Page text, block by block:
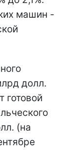
машин -
долл.
готовой
(на